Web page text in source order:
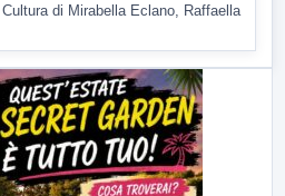
di Mirabella Eclano, Raffaella